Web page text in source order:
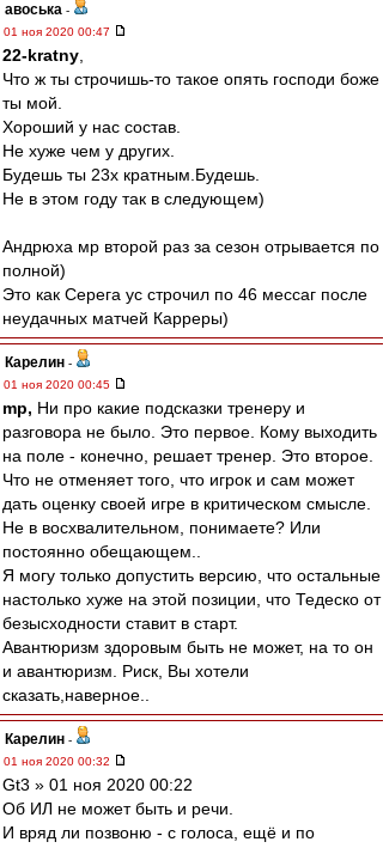
авоська -
01 ноя 2020 00:47
22-kratny
Что ж ты строчишь-то такое опять господи боже
ты мой.
Хороший у нас состав.
Не хуже чем у других.
Будешь ты 23х кратным.Будешь.
Не в этом году так в следующем)
Андрюха мр второй раз за сезон отрывается по
полной)
Это как Серега ус строчил по 46 мессаг после
неудачных матчей Карреры)
Карелин -
01 ноя 2020 00:45
mp, Ни про какие подсказки тренеру и
разговора не было. Это первое. Кому выходить
на поле - конечно, решает тренер. Это второе.
Что не отменяет того, что игрок и сам может
дать оценку своей игре в критическом смысле.
Не в восхвалительном, понимаете? Или
постоянно обещающем..
Я могу только допустить версию, что остальные
настолько хуже на этой позиции, что Тедеско от
безысходности ставит в старт.
Авантюризм здоровым быть не может, на то он
и авантюризм. Риск, Вы хотели
сказать,наверное..
Карелин -
01 ноя 2020 00:32
Gt3 » 01 ноя 2020 00:22
Об ИЛ не может быть и речи.
И вряд ли позвоню - с голоса, ещё и по